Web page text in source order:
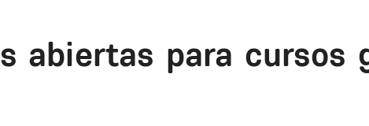
abiertas para cursos